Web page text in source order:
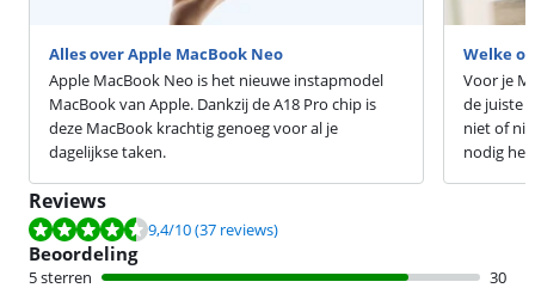
Alles over Apple MacBook Neo
Apple MacBook Neo is het nieuwe instapmodel
MacBook van Apple. Dankzij de A18 Pro chip is
deze MacBook krachtig genoeg voor al je
dagelijkse taken.
Welke
Voor je
de juiste
niet of
nodig
Reviews
Beoordeling is 9,4 van de 10, gebaseerd op 37 reviews.
9,4/10(37 reviews)
Beoordeling
5 sterren
30